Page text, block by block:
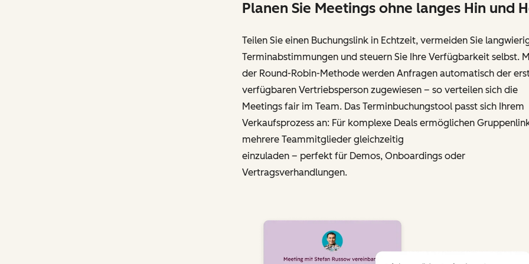
Planen Sie Meetings ohne langes Hin und
Teilen Sie einen Buchungslink in Echtzeit, vermeiden Sie
Terminabstimmungen und steuern Sie Ihre Verfügbarkeit selbst.
der Round-Robin-Methode werden Anfragen automatisch der
verfügbaren Vertriebs­person zugewiesen – so verteilen sich die
Meetings fair im Team. Das Terminbuchungstool passt sich Ihrem
Verkaufsprozess an: Für komplexe Deals ermöglichen
mehrere Teammitglieder gleichzeitig
einzuladen – perfekt für Demos, Onboardings oder
Vertragsverhandlungen.